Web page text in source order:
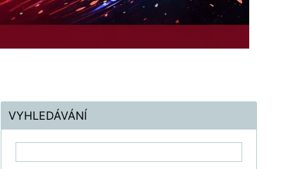
VYHLEDÁVÁNÍ